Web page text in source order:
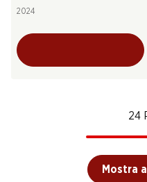
2024
24
Mostra